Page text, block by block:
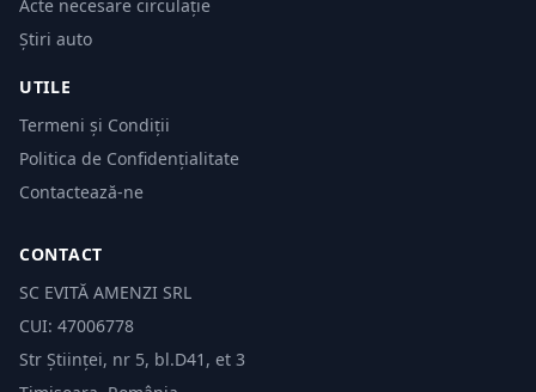
Acte necesare circulație
Știri auto
UTILE
Termeni și Condiții
Politica de Confidențialitate
Contactează-ne
CONTACT
SC EVITĂ AMENZI SRL
CUI: 47006778
Str Științei, nr 5, bl.D41, et 3